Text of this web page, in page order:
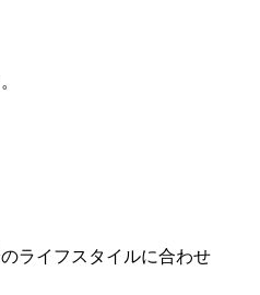
ライフスタイルに合わせ